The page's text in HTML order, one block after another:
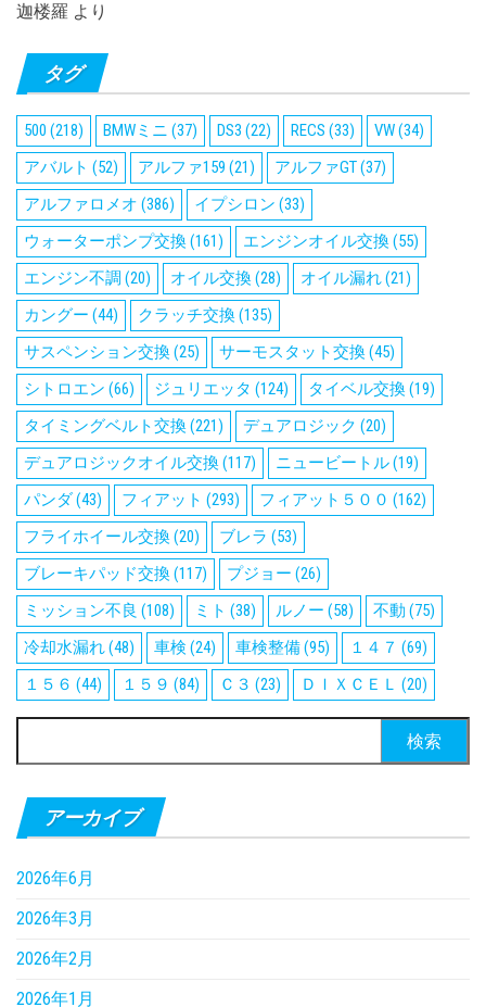
迦楼羅 より
タグ
500 (218) BMWミニ (37) DS3 (22) RECS (33) VW(34)
アバルト (52) アルファ159 (21) アルファGT(37)
アルファロメオ (386) イプシロン (33)
ウォーターポンプ交換(161) エンジンオイル交換(55)
エンジン不調 (20) オイル交換(28) オイル漏れ(21)
カングー (44) クラッチ交換(135)
サスペンション交換(25) サーモスタット交換(45)
シトロエン (66) ジュリエッタ (124) タイベル交換(19)
タイミングベルト交換(221) デュアロジック (20)
デュアロジックオイル交換(117) ニュービートル(19)
パンダ(43) フィアット (293) フィアット５００ (162)
フライホイール交換(20) ブレラ (53)
ブレーキパッド交換(117) プジョー (26)
ミッション不良 (108) ミト (38) ルノー (58) 不動 (75)
冷却水漏れ(48) 車検 (24) 車検整備(95) １４７ (69)
１５６ (44) １５９ (84) Ｃ３ (23) ＤＩＸＣＥＬ (20)
索:
アーカイブ
2026年6月
2026年3月
2026年2月
2026年1月